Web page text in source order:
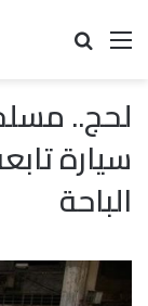
القائمة
لحج..
سيارة
الباحة